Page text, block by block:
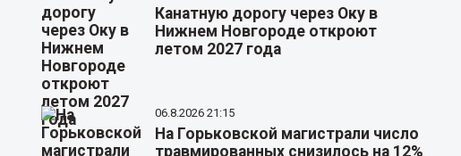
Канатную дорогу через Оку в
Нижнем Новгороде откроют
летом 2027 года
06.8.2026 21:15
На Горьковской магистрали число
травмированных снизилось на 12%